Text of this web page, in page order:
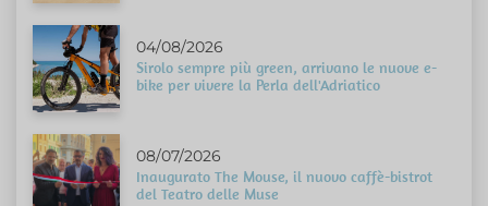
04/08/2026
Sirolo sempre più green, arrivano le nuove e-
bike per vivere la Perla dell'Adriatico
08/07/2026
Inaugurato The Mouse, il nuovo caffè-bistrot
del Teatro delle Muse